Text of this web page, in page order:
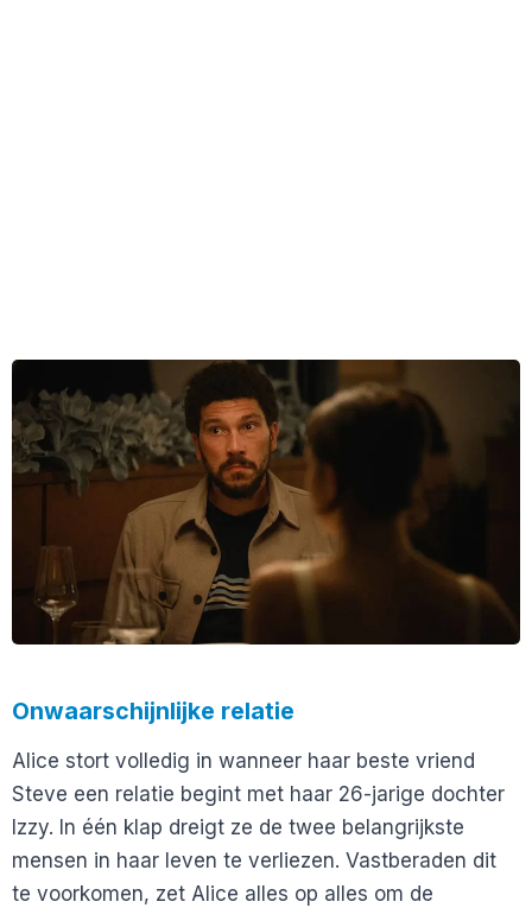
Onwaarschijnlijke relatie
Alice stort volledig in wanneer haar beste vriend
Steve een relatie begint met haar 26-jarige dochter
Izzy. In één klap dreigt ze de twee belangrijkste
mensen in haar leven te verliezen. Vastberaden dit
te voorkomen, zet Alice alles op alles om de